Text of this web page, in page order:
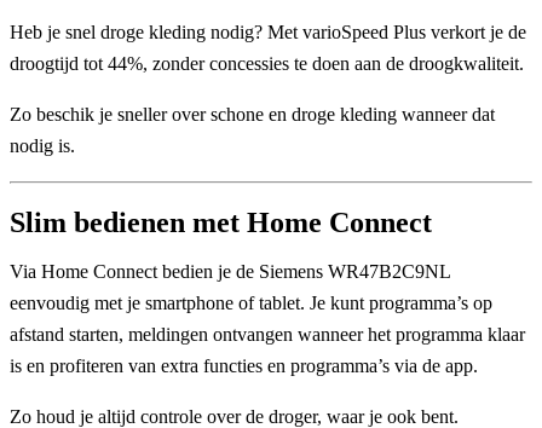
Heb je snel droge kleding nodig? Met varioSpeed Plus verkort je de
droogtijd tot 44%, zonder concessies te doen aan de droogkwaliteit.
Zo beschik je sneller over schone en droge kleding wanneer dat
nodig is.
Slim bedienen met Home Connect
Via Home Connect bedien je de Siemens WR47B2C9NL
eenvoudig met je smartphone of tablet. Je kunt programma’s op
afstand starten, meldingen ontvangen wanneer het programma klaar
is en profiteren van extra functies en programma’s via de app.
Zo houd je altijd controle over de droger, waar je ook bent.